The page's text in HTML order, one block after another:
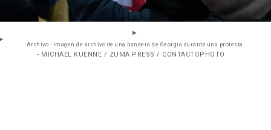
Archivo - Imagen de archivo de una bandera de Georgia durante una protesta.
- MICHAEL KUENNE / ZUMA PRESS / CONTACTOPHOTO